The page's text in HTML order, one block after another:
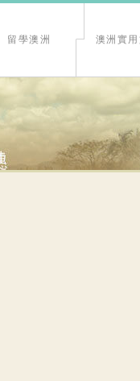
留學澳洲 澳洲實